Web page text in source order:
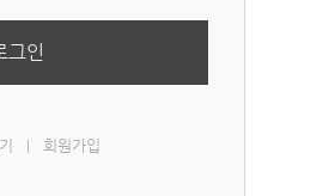
그인
회원가입